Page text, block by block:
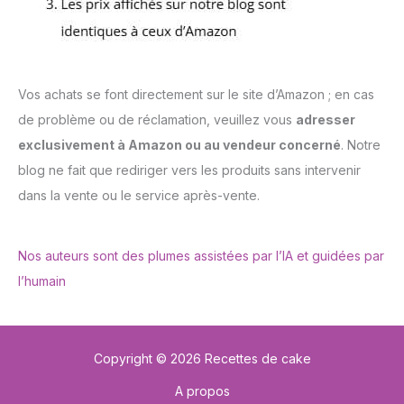
Vos achats se font directement sur le site d’Amazon ; en cas
de problème ou de réclamation, veuillez vous adresser
exclusivement à Amazon ou au vendeur concerné. Notre
blog ne fait que rediriger vers les produits sans intervenir
dans la vente ou le service après-vente.
Nos auteurs sont des plumes assistées par l’IA et guidées par
l’humain
Copyright © 2026 Recettes de cake
A propos